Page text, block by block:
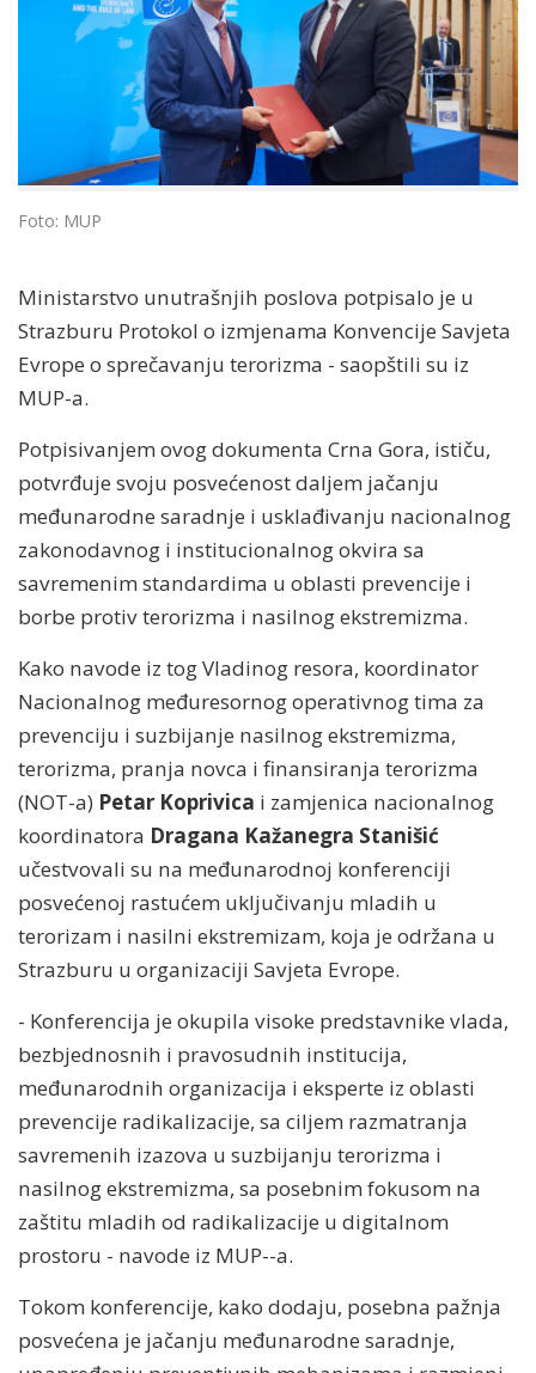
Foto: MUP
Ministarstvo unutrašnjih poslova potpisalo je u
Strazburu Protokol o izmjenama Konvencije Savjeta
Evrope o sprečavanju terorizma - saopštili su iz
MUP-a.
Potpisivanjem ovog dokumenta Crna Gora, ističu,
potvrđuje svoju posvećenost daljem jačanju
međunarodne saradnje i usklađivanju nacionalnog
zakonodavnog i institucionalnog okvira sa
savremenim standardima u oblasti prevencije i
borbe protiv terorizma i nasilnog ekstremizma.
Kako navode iz tog Vladinog resora, koordinator
Nacionalnog međuresornog operativnog tima za
prevenciju i suzbijanje nasilnog ekstremizma,
terorizma, pranja novca i finansiranja terorizma
(NOT-a) Petar Koprivica i zamjenica nacionalnog
koordinatora Dragana Kažanegra Stanišić
učestvovali su na međunarodnoj konferenciji
posvećenoj rastućem uključivanju mladih u
terorizam i nasilni ekstremizam, koja je održana u
Strazburu u organizaciji Savjeta Evrope.
- Konferencija je okupila visoke predstavnike vlada,
bezbjednosnih i pravosudnih institucija,
međunarodnih organizacija i eksperte iz oblasti
prevencije radikalizacije, sa ciljem razmatranja
savremenih izazova u suzbijanju terorizma i
nasilnog ekstremizma, sa posebnim fokusom na
zaštitu mladih od radikalizacije u digitalnom
prostoru - navode iz MUP--a.
Tokom konferencije, kako dodaju, posebna pažnja
posvećena je jačanju međunarodne saradnje,